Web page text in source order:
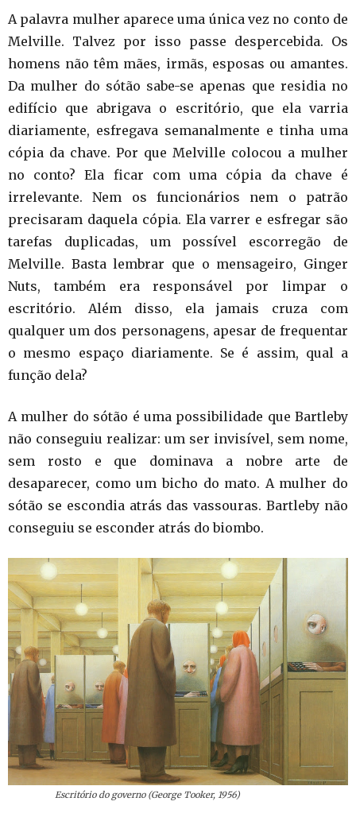
A palavra mulher aparece uma única vez no conto de
Melville. Talvez por isso passe despercebida. Os
homens não têm mães, irmãs, esposas ou amantes.
Da mulher do sótão sabe-se apenas que residia no
edifício que abrigava o escritório, que ela varria
diariamente, esfregava semanalmente e tinha uma
cópia da chave. Por que Melville colocou a mulher
no conto? Ela ficar com uma cópia da chave é
irrelevante. Nem os funcionários nem o patrão
precisaram daquela cópia. Ela varrer e esfregar são
tarefas duplicadas, um possível escorregão de
Melville. Basta lembrar que o mensageiro, Ginger
Nuts, também era responsável por limpar o
escritório. Além disso, ela jamais cruza com
qualquer um dos personagens, apesar de frequentar
o mesmo espaço diariamente. Se é assim, qual a
função dela?
A mulher do sótão é uma possibilidade que Bartleby
não conseguiu realizar: um ser invisível, sem nome,
sem rosto e que dominava a nobre arte de
desaparecer, como um bicho do mato. A mulher do
sótão se escondia atrás das vassouras. Bartleby não
conseguiu se esconder atrás do biombo.
Escritório do governo (George Tooker, 1956)